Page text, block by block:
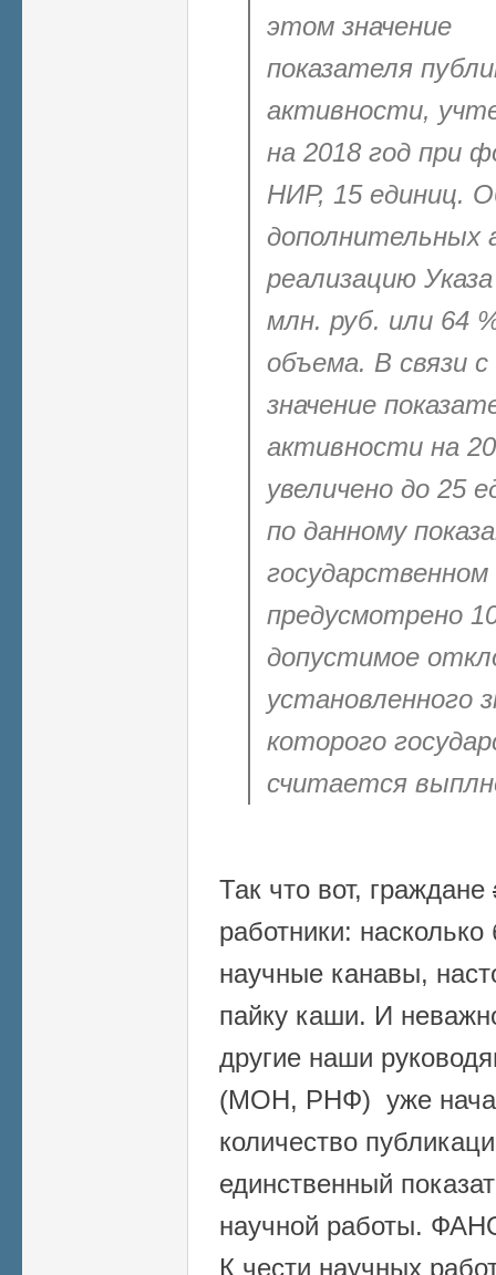
этом значение
показателя
активности,
на 2018 год при
НИР, 15 единиц.
дополнительных
реализацию
млн. руб. или 64
объема. В связи
значение
активности на
увеличено до 25
по данному
предусмотрено
допустимое
установленного
которого
считается
Так что вот, граждане
работники:
научные канавы,
пайку каши. И
другие наши
(МОН, РНФ) уже
количество
единственный
научной работы.
К чести научных